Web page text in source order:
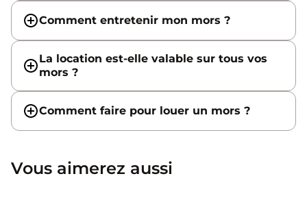
Comment entretenir mon mors ?
La location est-elle valable sur tous vos
mors ?
Comment faire pour louer un mors ?
Vous aimerez aussi